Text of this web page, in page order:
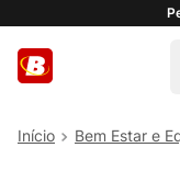
Bem Estar e